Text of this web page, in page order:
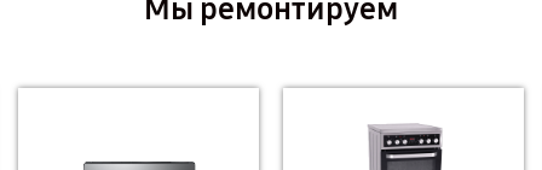
Мы ремонтируем